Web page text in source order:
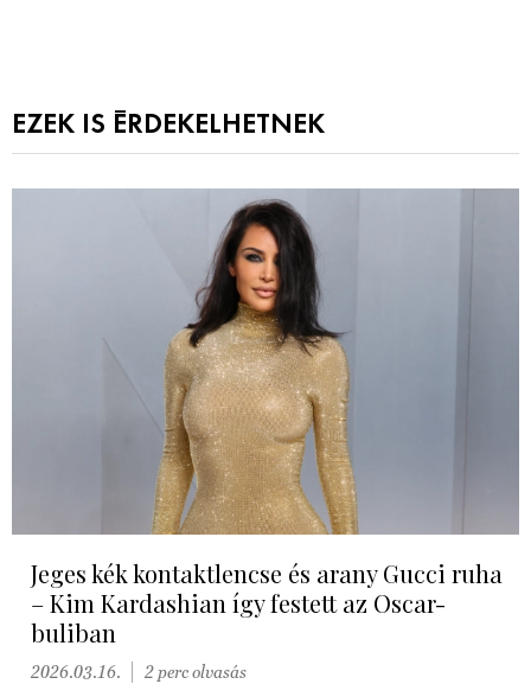
EZEK IS ÉRDEKELHETNEK
Jeges kék kontaktlencse és arany Gucci ruha
– Kim Kardashian így festett az Oscar-
buliban
2026.03.16. 2 perc olvasás